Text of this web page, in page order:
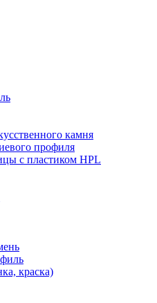
камня
профиля
с пластиком HPL
краска)